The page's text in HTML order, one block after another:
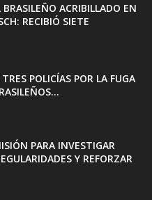
ACRIBILLADO EN
RECIBIÓ SIETE
POLICÍAS POR LA FUGA
PARA INVESTIGAR
Y REFORZAR